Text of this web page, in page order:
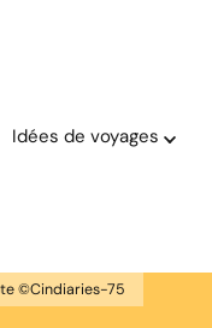
Idées de voyages
©Cindiaries-75